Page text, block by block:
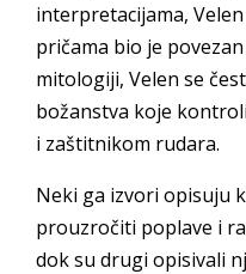
interpretacijama,
pričama bio je
mitologiji, Velen se
božanstva koje
i zaštitnikom rudara.
Neki ga izvori opisuju
prouzročiti poplave i
dok su drugi opisivali